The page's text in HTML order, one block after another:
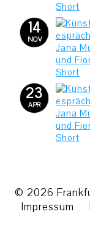
14
NOV
23
APR
© 2026
Impressum